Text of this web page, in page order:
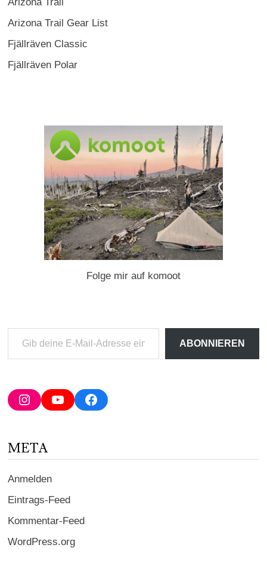
Arizona Trail Gear List
Fjällräven Classic
Fjällräven Polar
Folge mir auf komoot
deine
Adresse
ein ...
ABONNIEREN
InstagramYouTubeFacebook
META
Anmelden
Eintrags-Feed
Kommentar-Feed
WordPress.org